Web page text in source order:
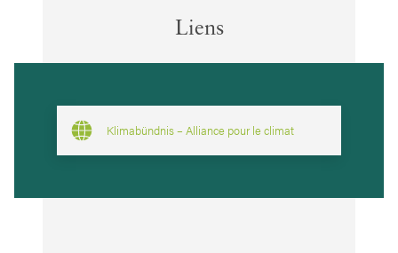
Liens
Klimabündnis – Alliance pour le climat